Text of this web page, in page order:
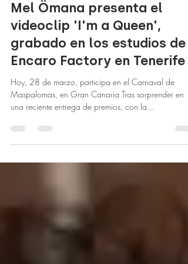
prensa221
2 min de lectura
Mel Ömana presenta el
videoclip 'I'm a Queen',
grabado en los estudios de
Encaro Factory en Tenerife
Hoy, 28 de marzo, participa en el Carnaval de
Maspalomas, en Gran Canaria Tras sorprender en